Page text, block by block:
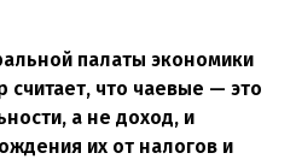
палаты экономики
считает, что чаевые — это
а не доход, и
их от налогов и